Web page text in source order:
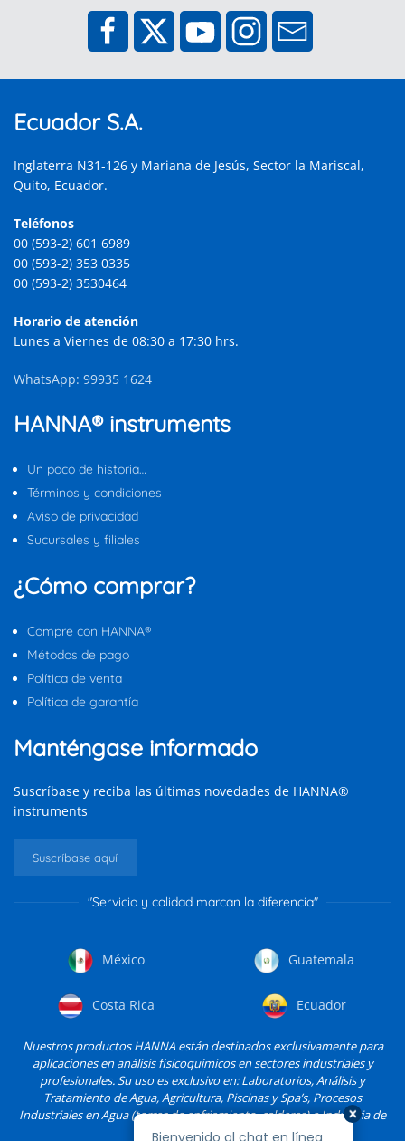
Ecuador S.A.
Inglaterra N31-126 y Mariana de Jesús, Sector la Mariscal,
Quito, Ecuador.
Teléfonos
00 (593-2) 601 6989
00 (593-2) 353 0335
00 (593-2) 3530464
Horario de atención
Lunes a Viernes de 08:30 a 17:30 hrs.
WhatsApp: 99935 1624
HANNA® instruments
Un poco de historia…
Términos y condiciones
Aviso de privacidad
Sucursales y filiales
¿Cómo comprar?
Compre con HANNA®
Métodos de pago
Política de venta
Política de garantía
Manténgase informado
Suscríbase y reciba las últimas novedades de HANNA®
instruments
Suscríbase aquí
"Servicio y calidad marcan la diferencia"
México Guatemala
Costa Rica Ecuador
Nuestros productos HANNA están destinados exclusivamente para
aplicaciones en análisis fisicoquímicos en sectores industriales y
profesionales. Su uso es exclusivo en: Laboratorios, Análisis y
Tratamiento de Agua, Agricultura, Piscinas y Spa’s, Procesos
Industriales en Agua (torres de enfriamiento, calderas) e Industria de
Alimentos, entre otros.